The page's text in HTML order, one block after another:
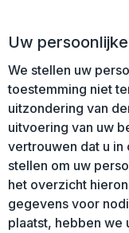
Uw
We stellen uw
toestemming niet
uitzondering van
uitvoering van uw
vertrouwen dat u in
stellen om uw
het overzicht
gegevens voor
plaatst, hebben we